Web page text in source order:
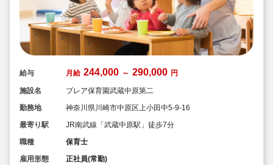
給与 月給 244,000 ～ 290,000 円
施設名
ブレア保育園武蔵中原第二
勤務地
神奈川県川崎市中原区上小田中5-9-16
最寄り駅
JR南武線「武蔵中原駅」徒歩7分
職種
保育士
雇用形態
正社員(常勤)